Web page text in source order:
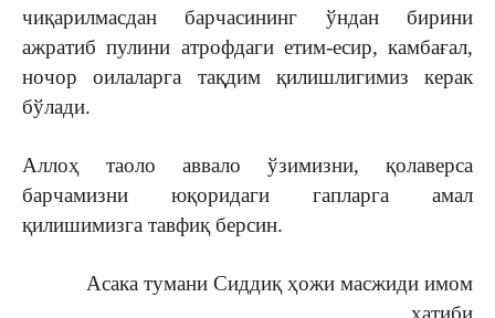
чиқарилмасдан барчасининг ўндан бирини
ажратиб пулини атрофдаги етим-есир, камбағал,
ночор оилаларга тақдим қилишлигимиз керак
бўлади.
Аллоҳ таоло аввало ўзимизни, қолаверса
барчамизни юқоридаги гапларга амал
қилишимизга тавфиқ берсин.
Асака тумани Сиддиқ ҳожи масжиди имом
хатиби